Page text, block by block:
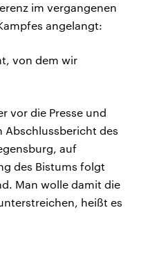
im vergangenen
angelangt:
von dem wir
vor die Presse und
Abschlussbericht des
auf
des Bistums folgt
Man wolle damit die
heißt es